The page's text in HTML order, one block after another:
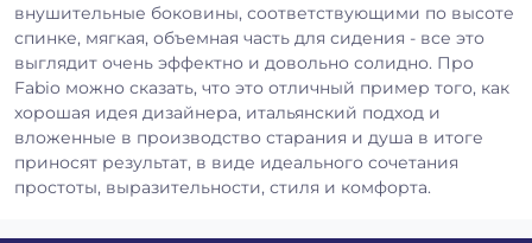
внушительные боковины, соответствующими по высоте
спинке, мягкая, объемная часть для сидения - все это
выглядит очень эффектно и довольно солидно. Про
Fabio можно сказать, что это отличный пример того, как
хорошая идея дизайнера, итальянский подход и
вложенные в производство старания и душа в итоге
приносят результат, в виде идеального сочетания
простоты, выразительности, стиля и комфорта.